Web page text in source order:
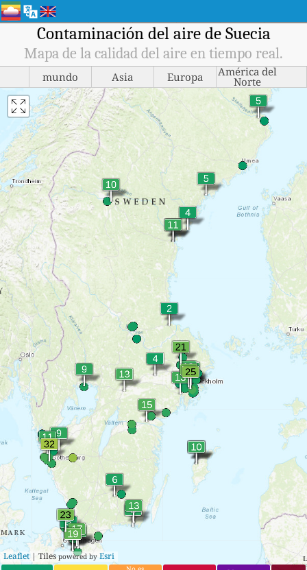
Contaminación del aire de Suecia
Mapa de la calidad del aire en tiempo real.
mundo Asia Europa América del
Norte
Leaflet | Tiles powered by Esri